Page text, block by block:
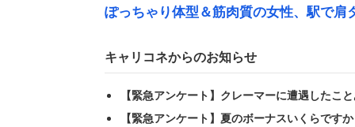
が、聞こえなかった」
ぽっちゃり体型＆筋肉質の女性、駅で
キャリコネからのお知らせ
【緊急アンケート】クレーマーに遭遇したこ
【緊急アンケート】夏のボーナスいくらですか